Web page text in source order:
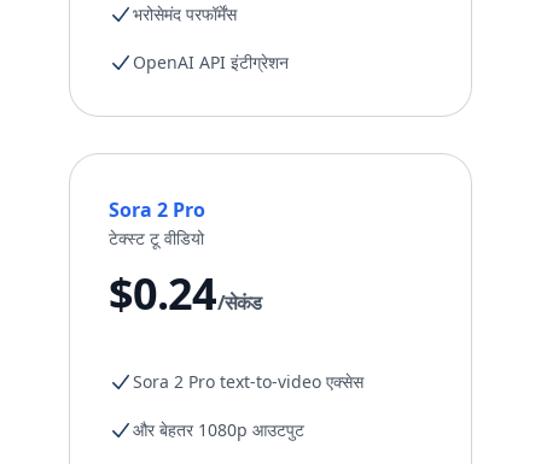
भरोसेमंद परफॉर्मेंस
OpenAI API इंटीग्रेशन
Sora 2 Pro
टेक्स्ट टू वीडियो
$0.24/सेकंड
Sora 2 Pro text-to-video एक्सेस
और बेहतर 1080p आउटपुट